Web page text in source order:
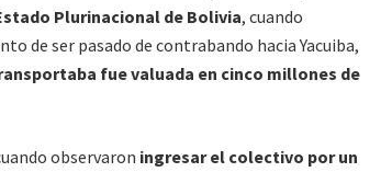
Plurinacional de Bolivia, cuando
de ser pasado de contrabando hacia Yacuiba,
fue valuada en cinco millones de
observaron ingresar el colectivo por un